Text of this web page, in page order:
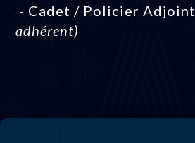
- Cadet / Policier Adjoint
adhérent)